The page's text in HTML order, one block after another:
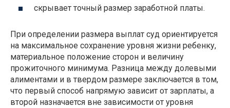
скрывает точный размер заработной платы.
При определении размера выплат суд ориентируется
на максимальное сохранение уровня жизни ребенку,
материальное положение сторон и величину
прожиточного минимума. Разница между долевыми
алиментами и в твердом размере заключается в том,
что первый способ напрямую зависит от зарплаты, а
второй назначается вне зависимости от уровня